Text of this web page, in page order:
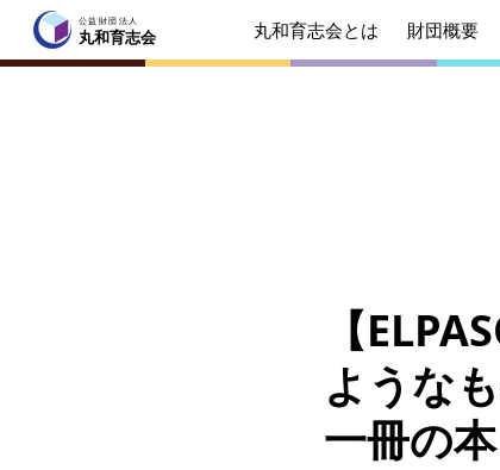
公益財団法人
丸和育志会
年
事
公益財団法人
丸和育志会 丸和育志会とは 財団概要
【
ような
一冊の本